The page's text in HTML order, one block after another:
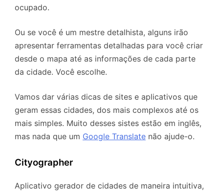
ocupado.
Ou se você é um mestre detalhista, alguns irão
apresentar ferramentas detalhadas para você criar
desde o mapa até as informações de cada parte
da cidade. Você escolhe.
Vamos dar várias dicas de sites e aplicativos que
geram essas cidades, dos mais complexos até os
mais simples. Muito desses sistes estão em inglês,
mas nada que um Google Translate não ajude-o.
Cityographer
Aplicativo gerador de cidades de maneira intuitiva,